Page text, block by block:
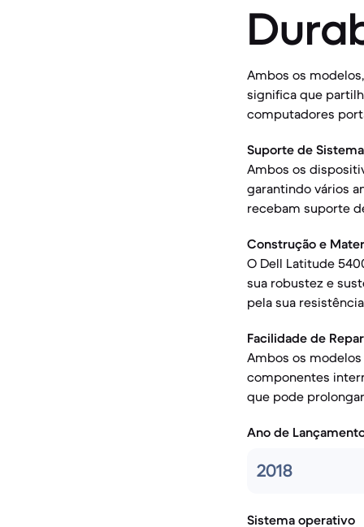
Ambos os
significa que
computadores
Suporte de
Ambos os
garantindo vários
recebam suporte
Construção e
O Dell Latitude
sua robustez e
pela sua
Facilidade de
Ambos os
componentes
que pode
Ano de
2018
Sistema operativo